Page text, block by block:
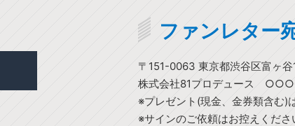
ファンレター
〒151-0063 東京都渋谷区富ヶ
株式会社81プロデュース
※プレゼント(現金、金券類含む)
※サインのご依頼はお控えくださ